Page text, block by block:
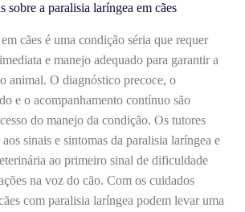
sobre a paralisia laríngea em cães
cães é uma condição séria que requer
e manejo adequado para garantir a
animal. O diagnóstico precoce, o
e o acompanhamento contínuo são
do manejo da condição. Os tutores
sinais e sintomas da paralisia laríngea e
ao primeiro sinal de dificuldade
na voz do cão. Com os cuidados
com paralisia laríngea podem levar uma